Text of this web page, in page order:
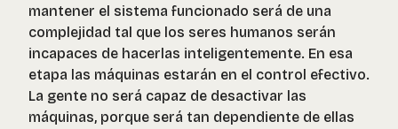
mantener el sistema funcionado será de una
complejidad tal que los seres humanos serán
incapaces de hacerlas inteligentemente. En esa
etapa las máquinas estarán en el control efectivo.
La gente no será capaz de desactivar las
máquinas, porque será tan dependiente de ellas